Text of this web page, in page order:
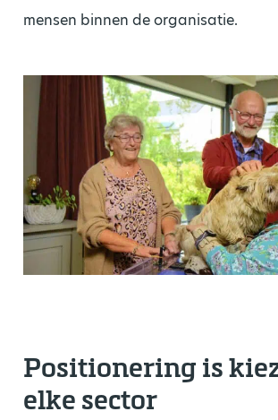
mensen binnen de organisatie.
Positionering is
elke sector